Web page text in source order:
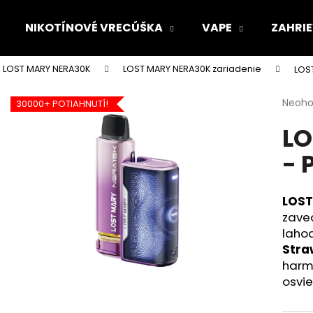
NIKOTÍNOVÉ VRECÚŠKA VAPE
LOST MARY NERA30K LOST MARY NERA30K zariadenie
je
z-
30000+ POTIAHNUTÍ!
Čo potrebujete nájsť?
Odporúčame